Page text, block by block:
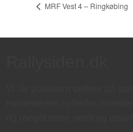
MRF Vest 4 – Ringkøbing